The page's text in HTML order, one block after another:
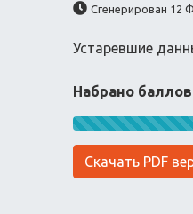
Сгенерирован 12
Устаревшие
Набрано
Скачать PDF